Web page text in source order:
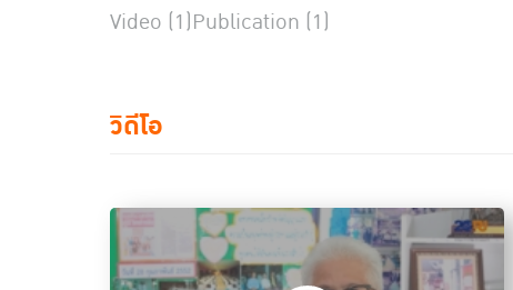
Video (1)Publication (1)
วิดีโอ